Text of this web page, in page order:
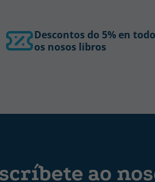
Descontos do 5% en
os nosos libros
ao